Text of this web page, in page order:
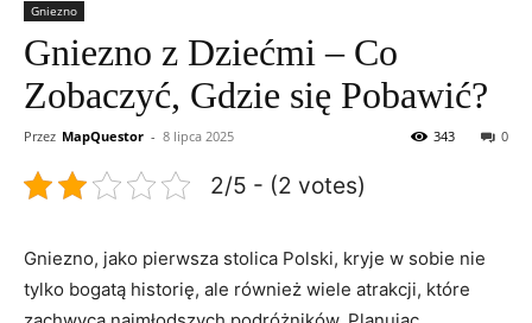
Gniezno
Gniezno z Dziećmi – Co
Zobaczyć, Gdzie się Pobawić?
Przez MapQuestor - 8 lipca 2025 0
343
2/5 - (2 votes)
Gniezno, jako pierwsza⁢ stolica Polski, kryje w sobie nie
tylko bogatą historię, ale również wiele‌ atrakcji, które